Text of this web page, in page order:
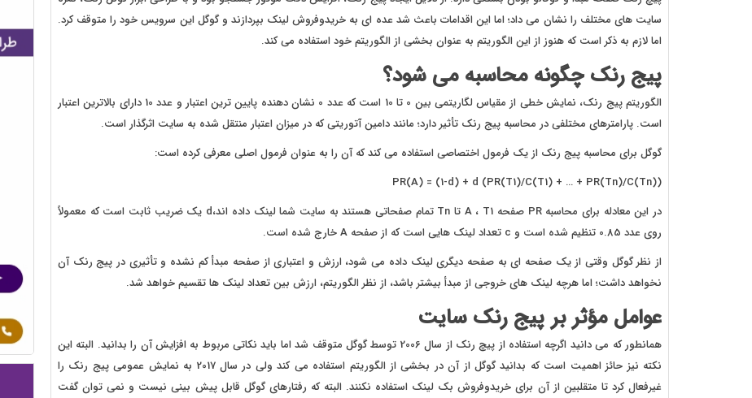
سایت های مختلف را نشان می داد؛ اما این اقدامات باعث شد عده ای به خریدوفروش لینک بپردازند و گوگل این سرویس خود را متوقف کرد.
اما لازم به ذکر است که هنوز از این الگوریتم به عنوان بخشی از الگوریتم خود استفاده می کند.
پیج رنک چگونه محاسبه می شود؟
الگوریتم پیج رنک، نمایش خطی از مقیاس لگاریتمی بین 0 تا 10 است که عدد 0 نشان دهنده پایین ترین اعتبار و عدد 10 دارای بالاترین اعتبار
است. پارامترهای مختلفی در محاسبه پیج رنک تأثیر دارد؛ مانند دامین آتوریتی که در میزان اعتبار منتقل شده به سایت اثرگذار است.
گوگل برای محاسبه پیج رنک از یک فرمول اختصاصی استفاده می کند که آن را به عنوان فرمول اصلی معرفی کرده است:
PR(A) = (1‑d) + d (PR(T1)/C(T1) + … + PR(Tn)/C(Tn))
در این معادله برای محاسبه PR صفحه A ، T1 تا Tn تمام صفحاتی هستند به سایت شما لینک داده اند،d یک ضریب ثابت است که معمولاً
روی عدد 0.85 تنظیم شده است و c تعداد لینک هایی است که از صفحه A خارج شده است.
از نظر گوگل وقتی از یک صفحه ای به صفحه دیگری لینک داده می شود، ارزش و اعتباری از صفحه مبدأ کم نشده و تأثیری در پیج رنک آن
نخواهد داشت؛ اما هرچه لینک های خروجی از مبدأ بیشتر باشد، از نظر الگوریتم، ارزش بین تعداد لینک ها تقسیم خواهد شد.
عوامل مؤثر بر پیج رنک سایت
همانطور که می دانید اگرچه استفاده از پیچ رنک از سال 2006 توسط گوگل متوقف شد اما باید نکاتی مربوط به افزایش آن را بدانید. البته این
نکته نیز حائز اهمیت است که بدانید گوگل از آن در بخشی از الگوریتم استفاده می کند ولی در سال 2017 به نمایش عمومی پیج رنک را
غیرفعال کرد تا متقلبین از آن برای خریدوفروش بک لینک استفاده نکنند. البته که رفتارهای گوگل قابل پیش بینی نیست و نمی توان گفت